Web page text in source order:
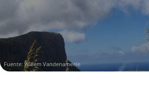
Fuente: Willem Vandenameele